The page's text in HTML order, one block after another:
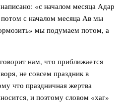
«с началом месяца Адар
потом с началом месяца Ав мы
мы подумаем потом, а
нам, что приближается
не совсем праздник в
что праздничная жертва
и поэтому словом «хаг»